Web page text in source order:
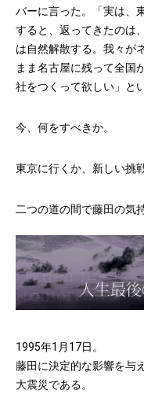
バーに言った。「実は、
すると、返ってきたのは
は自然解散する。我々が
まま名古屋に残って全国
社をつくって欲しい」と
今、何をすべきか。
東京に行くか、新しい挑
二つの道の間で藤田の気
1995年1月17日。
藤田に決定的な影響を与
大震災である。